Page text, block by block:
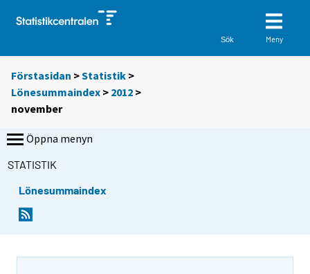
Sök Meny
Förstasidan >Statistik >
Lönesummaindex > 2012 >
november
Öppna menyn
STATISTIK
Lönesummaindex